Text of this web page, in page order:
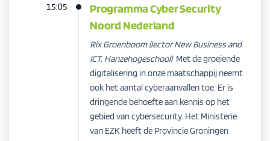
15:05
Programma Cyber Security
Noord Nederland
Rix Groenboom (lector New Business and
ICT, Hanzehogeschool) Met de groeiende
digitalisering in onze maatschappij neemt
ook het aantal cyberaanvallen toe. Er is
dringende behoefte aan kennis op het
gebied van cybersecurity. Het Ministerie
van EZK heeft de Provincie Groningen